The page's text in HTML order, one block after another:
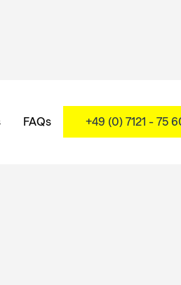
FAQs +49 (0) 7121 - 75